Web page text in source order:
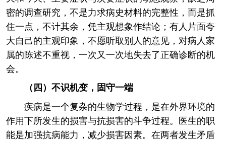
密的调查研究，不是力求病史材料的完整性，而是抓
住一点，不计其余，凭主观想象作结论；有人片面夸
大自己的主观印象，不愿听取别人的意见，对病人家
属的陈述不重视，一次又一次地失去了正确诊断的机
会。
（四）不识机变，固守一端
疾病是一个复杂的生物学过程，是在外界环境的
作用下所发生的损害与抗损害的斗争过程。医生的职
能是加强抗病能力，减少损害因素。在两者发生矛盾